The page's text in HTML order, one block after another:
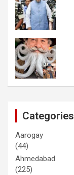
Categories
Aarogay
(44)
Ahmedabad
(225)